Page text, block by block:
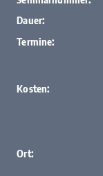
Dauer:
Termine:
Kosten:
Ort: